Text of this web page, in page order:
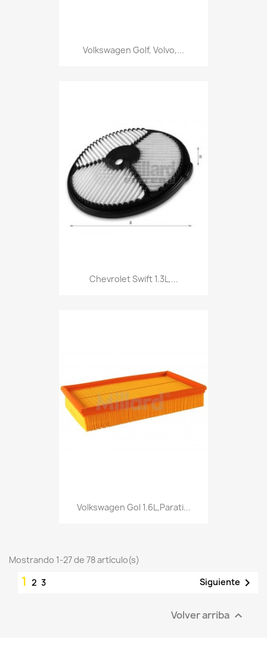
Volkswagen Golf, Volvo,...
Chevrolet Swift 1.3L,...
Volkswagen Gol 1.6L,Parati...
Mostrando 1-27 de 78 artículo(s)
1 2 3 Siguiente 
Volver arriba 